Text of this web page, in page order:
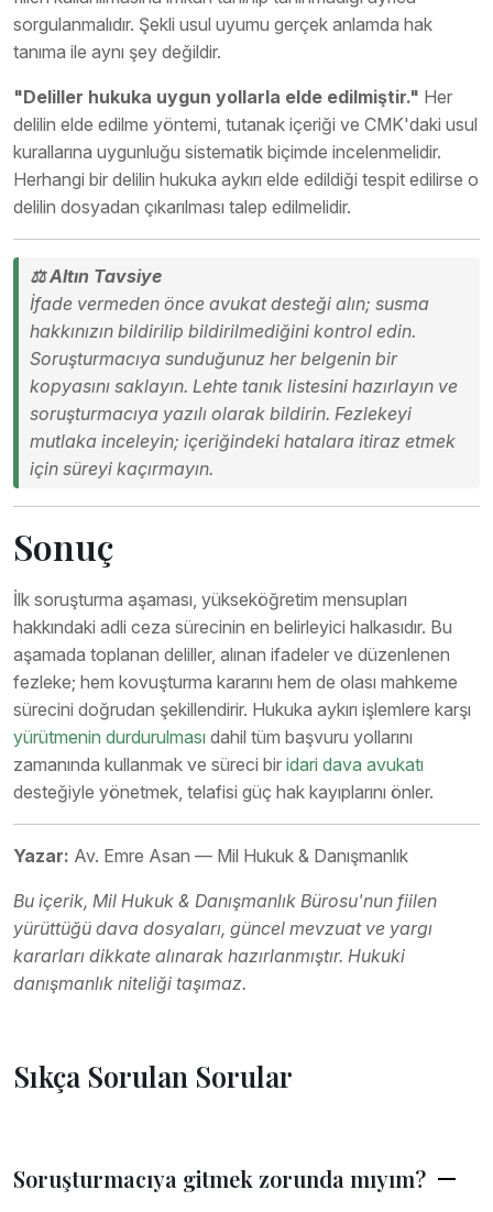
sorgulanmalıdır. Şekli usul uyumu gerçek anlamda hak
tanıma ile aynı şey değildir.
"Deliller hukuka uygun yollarla elde edilmiştir." Her
delilin elde edilme yöntemi, tutanak içeriği ve CMK'daki usul
kurallarına uygunluğu sistematik biçimde incelenmelidir.
Herhangi bir delilin hukuka aykırı elde edildiği tespit edilirse o
delilin dosyadan çıkarılması talep edilmelidir.
⚖️ Altın Tavsiye
İfade vermeden önce avukat desteği alın; susma
hakkınızın bildirilip bildirilmediğini kontrol edin.
Soruşturmacıya sunduğunuz her belgenin bir
kopyasını saklayın. Lehte tanık listesini hazırlayın ve
soruşturmacıya yazılı olarak bildirin. Fezlekeyi
mutlaka inceleyin; içeriğindeki hatalara itiraz etmek
için süreyi kaçırmayın.
Sonuç
İlk soruşturma aşaması, yükseköğretim mensupları
hakkındaki adli ceza sürecinin en belirleyici halkasıdır. Bu
aşamada toplanan deliller, alınan ifadeler ve düzenlenen
fezleke; hem kovuşturma kararını hem de olası mahkeme
sürecini doğrudan şekillendirir. Hukuka aykırı işlemlere karşı
yürütmenin durdurulması dahil tüm başvuru yollarını
zamanında kullanmak ve süreci bir idari dava avukatı
desteğiyle yönetmek, telafisi güç hak kayıplarını önler.
Yazar: Av. Emre Asan — Mil Hukuk & Danışmanlık
Bu içerik, Mil Hukuk & Danışmanlık Bürosu'nun fiilen
yürüttüğü dava dosyaları, güncel mevzuat ve yargı
kararları dikkate alınarak hazırlanmıştır. Hukuki
danışmanlık niteliği taşımaz.
Sıkça Sorulan Sorular
Soruşturmacıya gitmek zorunda mıyım?